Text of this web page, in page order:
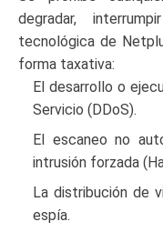
degradar,
tecnológica de
forma taxativa:
El desarrollo o
Servicio (DDoS).
El escaneo no
intrusión forzada
La distribución de
espía.